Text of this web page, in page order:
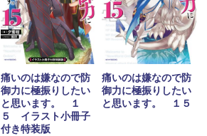
痛いのは嫌なので防
御力に極振りしたい
と思います。 １
５ イラスト小冊子
付き特装版
痛いのは嫌なので防
御力に極振りしたい
と思います。 １５